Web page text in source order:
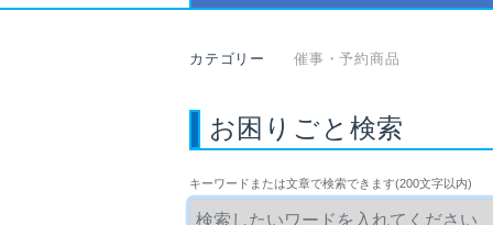
カテゴリー 催事・予約商品
お困りごと検索
キーワードまたは文章で検索できます(200文字以内)